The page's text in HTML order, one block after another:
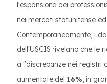
l'espansione dei
nei mercati statunitense ed
Contemporaneamente, i
dell'USCIS rivelano che le
a "discrepanze nei registri
aumentate del 16%, in